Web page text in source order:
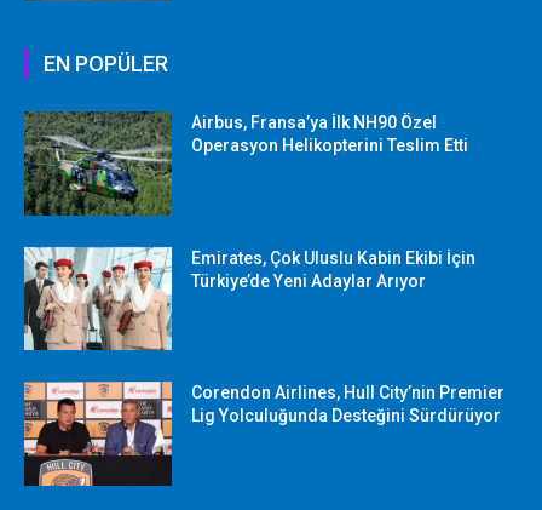
EN POPÜLER
Airbus, Fransa’ya İlk NH90 Özel
Operasyon Helikopterini Teslim Etti
Emirates, Çok Uluslu Kabin Ekibi İçin
Türkiye’de Yeni Adaylar Arıyor
Corendon Airlines, Hull City’nin Premier
Lig Yolculuğunda Desteğini Sürdürüyor